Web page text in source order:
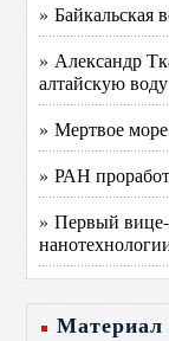
» Байкальская
» Александр
алтайскую
» Мертвое
» РАН
» Первый вице-
Материал